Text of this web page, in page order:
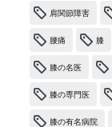
肩関節障害
腰痛 膝
膝の名医
膝の専門医
膝の有名病院